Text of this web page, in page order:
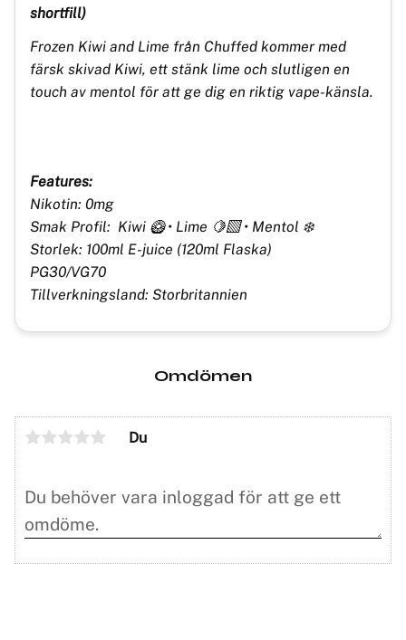
shortfill)
Frozen Kiwi and Lime från Chuffed kommer med
färsk skivad Kiwi, ett stänk lime och slutligen en
touch av mentol för att ge dig en riktig vape-känsla.
Features:
Nikotin: 0mg
Smak Profil: Kiwi 🥝 • Lime 🍋‍🟩 • Mentol ❄️
Storlek: 100ml E-juice (120ml Flaska)
PG30/VG70
Tillverkningsland: Storbritannien
Omdömen
Du